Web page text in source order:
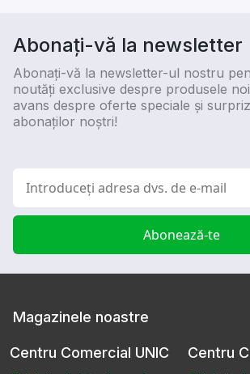
Abonați-vă la newsletter
Abonați-vă la newsletter-ul nostru
noutăți exclusive despre produsele
avans despre oferte speciale și
abonaților noștri!
Abonează-te
Magazinele noastre
Centru Comercial UNIC Centru